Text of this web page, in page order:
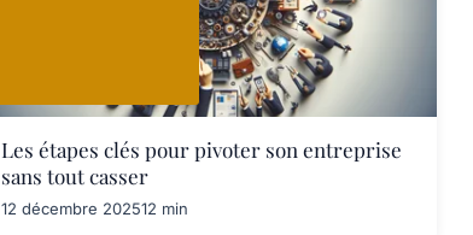
Les étapes clés pour pivoter son entreprise
sans tout casser
12 décembre 202512 min